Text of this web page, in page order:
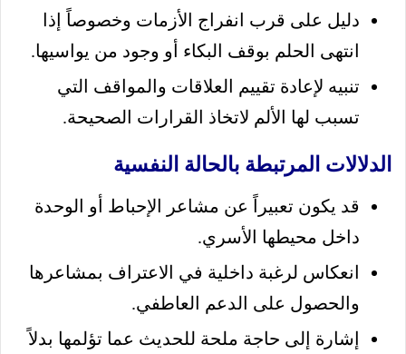
دليل على قرب انفراج الأزمات وخصوصاً إذا
انتهى الحلم بوقف البكاء أو وجود من يواسيها.
تنبيه لإعادة تقييم العلاقات والمواقف التي
تسبب لها الألم لاتخاذ القرارات الصحيحة.
الدلالات المرتبطة بالحالة النفسية
قد يكون تعبيراً عن مشاعر الإحباط أو الوحدة
داخل محيطها الأسري.
انعكاس لرغبة داخلية في الاعتراف بمشاعرها
والحصول على الدعم العاطفي.
إشارة إلى حاجة ملحة للحديث عما تؤلمها بدلاً